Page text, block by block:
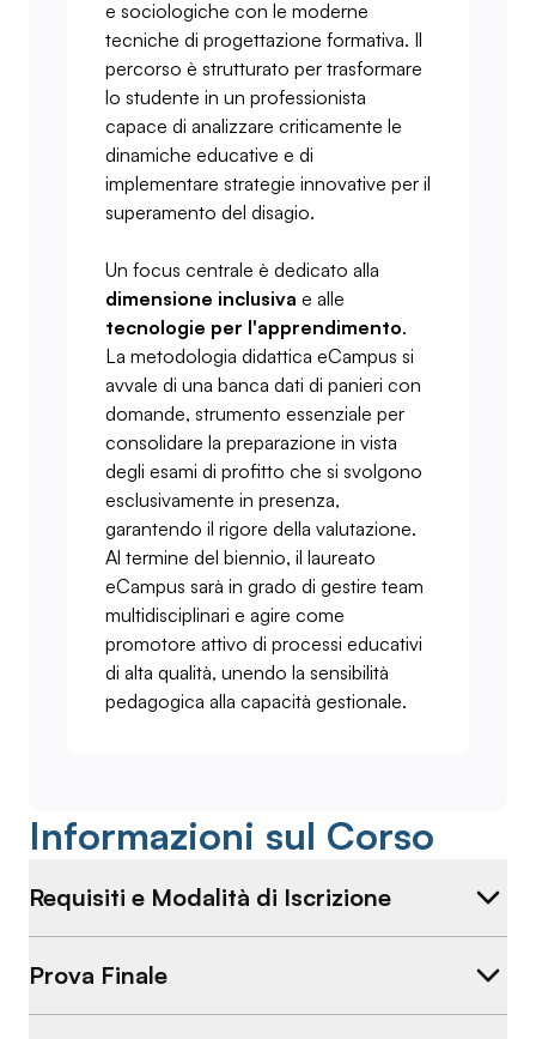
e sociologiche con le moderne
tecniche di progettazione formativa. Il
percorso è strutturato per trasformare
lo studente in un professionista
capace di analizzare criticamente le
dinamiche educative e di
implementare strategie innovative per il
superamento del disagio.
Un focus centrale è dedicato alla
dimensione inclusiva e alle
tecnologie per l'apprendimento.
La metodologia didattica eCampus si
avvale di una banca dati di panieri con
domande, strumento essenziale per
consolidare la preparazione in vista
degli esami di profitto che si svolgono
esclusivamente in presenza,
garantendo il rigore della valutazione.
Al termine del biennio, il laureato
eCampus sarà in grado di gestire team
multidisciplinari e agire come
promotore attivo di processi educativi
di alta qualità, unendo la sensibilità
pedagogica alla capacità gestionale.
Informazioni sul Corso
Requisiti e Modalità di Iscrizione
Prova Finale